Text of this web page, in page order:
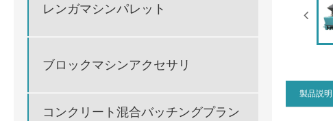
レンガマシンパレット
ブロックマシンアクセサリ
コンクリート混合バッチングプラン
製品説明